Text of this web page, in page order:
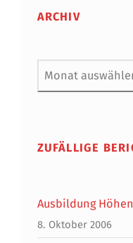
ARCHIV
Archiv
ZUFÄLLIGE
Ausbildung
8. Oktober 2006